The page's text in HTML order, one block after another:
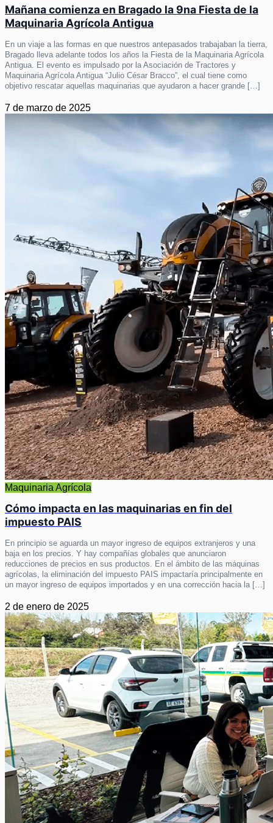
Mañana comienza en Bragado la 9na Fiesta de la
Maquinaria Agrícola Antigua
En un viaje a las formas en que nuestros antepasados trabajaban la tierra,
Bragado lleva adelante todos los años la Fiesta de la Maquinaria Agrícola
Antigua. El evento es impulsado por la Asociación de Tractores y
Maquinaria Agrícola Antigua “Julio César Bracco”, el cual tiene como
objetivo rescatar aquellas maquinarias que ayudaron a hacer grande […]
7 de marzo de 2025
Maquinaria Agrícola
Cómo impacta en las maquinarias en fin del
impuesto PAIS
En principio se aguarda un mayor ingreso de equipos extranjeros y una
baja en los precios. Y hay compañías globales que anunciaron
reducciones de precios en sus productos. En el ámbito de las máquinas
agrícolas, la eliminación del impuesto PAIS impactaría principalmente en
un mayor ingreso de equipos importados y en una corrección hacia la […]
2 de enero de 2025